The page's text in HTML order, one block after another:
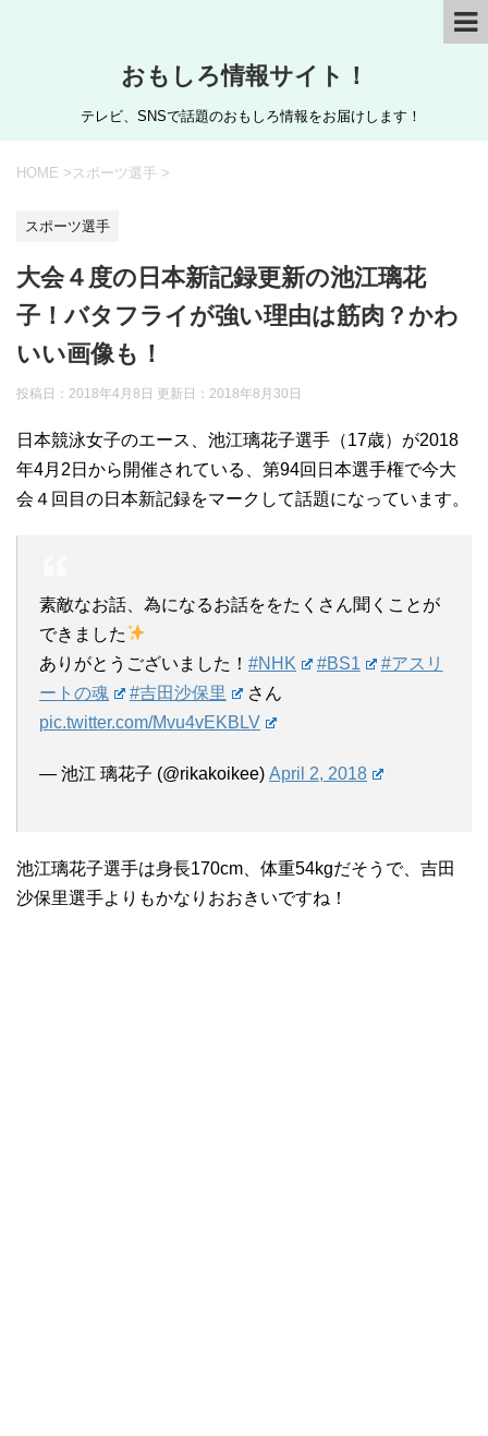
おもしろ情報サイト！
テレビ、SNSで話題のおもしろ情報をお届けします！
HOME > スポーツ選手 >
スポーツ選手
大会４度の日本新記録更新の池江璃花
子！バタフライが強い理由は筋肉？かわ
いい画像も！
投稿日：2018年4月8日 更新日： 2018年8月30日
日本競泳女子のエース、池江璃花子選手（17歳）が2018
年4月2日から開催されている、第94回日本選手権で今大
会４回目の日本新記録をマークして話題になっています。
素敵なお話、為になるお話ををたくさん聞くことが
できました
ありがとうございました！ #NHK #BS1
#アスリ
ートの魂
#吉田沙保里
さん
pic.twitter.com/Mvu4vEKBLV
— 池江 璃花子 (@rikakoikee) April 2, 2018
池江璃花子選手は身長170cm、体重54kgだそうで、吉田
沙保里選手よりもかなりおおきいですね！